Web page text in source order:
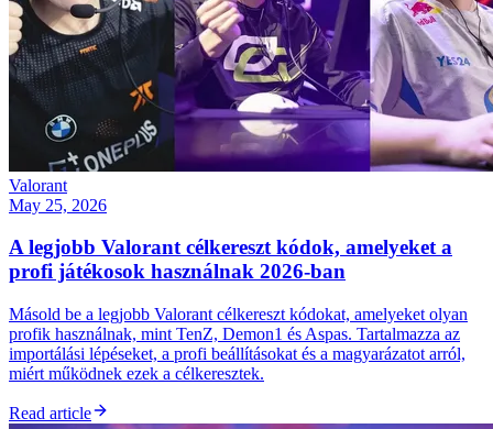
Valorant
May 25, 2026
A legjobb Valorant célkereszt kódok, amelyeket a
profi játékosok használnak 2026-ban
Másold be a legjobb Valorant célkereszt kódokat, amelyeket olyan
profik használnak, mint TenZ, Demon1 és Aspas. Tartalmazza az
importálási lépéseket, a profi beállításokat és a magyarázatot arról,
miért működnek ezek a célkeresztek.
Read article